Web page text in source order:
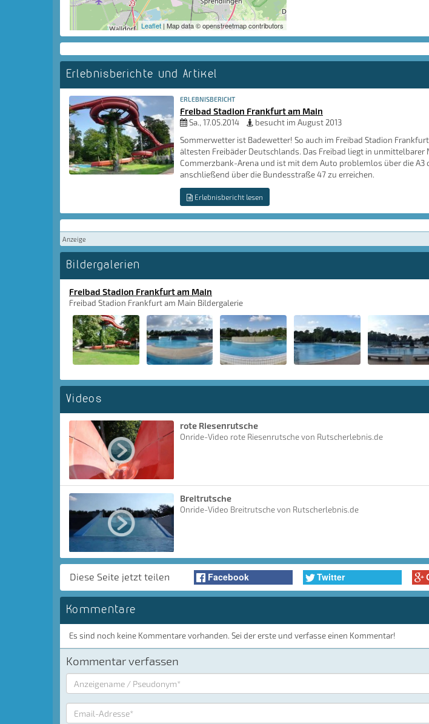
Leaflet | Map data © openstreetmap contributors
Erlebnisberichte und Artikel
ERLEBNISBERICHT
Freibad Stadion Frankfurt am Main
Sa., 17.05.2014
besucht im August 2013
Sommerwetter ist Badewetter! So auch im Freibad Stadion
ältesten Freibäder Deutschlands. Das Freibad liegt in unmittelbarer
Commerzbank-Arena und ist mit dem Auto problemlos über die A3
anschließend über die Bundesstraße 47 zu erreichen.
Erlebnisbericht lesen
Anzeige
Bildergalerien
Freibad Stadion Frankfurt am Main
Freibad Stadion Frankfurt am Main Bildergalerie
Videos
rote Riesenrutsche
Onride-Video rote Riesenrutsche von Rutscherlebnis.de
Breitrutsche
Onride-Video Breitrutsche von Rutscherlebnis.de
Diese Seite jetzt teilen Facebook Twitter
Kommentare
Es sind noch keine Kommentare vorhanden. Sei der erste und verfasse einen Kommentar!
Kommentar verfassen